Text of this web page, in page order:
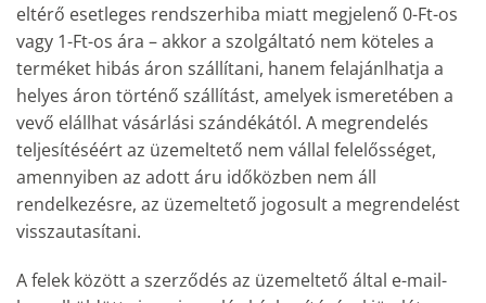
eltérő esetleges rendszerhiba miatt megjelenő 0-Ft-os
vagy 1-Ft-os ára – akkor a szolgáltató nem köteles a
terméket hibás áron szállítani, hanem felajánlhatja a
helyes áron történő szállítást, amelyek ismeretében a
vevő elállhat vásárlási szándékától. A megrendelés
teljesítéséért az üzemeltető nem vállal felelősséget,
amennyiben az adott áru időközben nem áll
rendelkezésre, az üzemeltető jogosult a megrendelést
visszautasítani.
A felek között a szerződés az üzemeltető által e-mail-